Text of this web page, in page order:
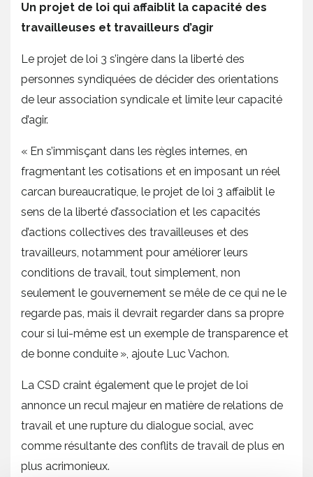
Un projet de loi qui affaiblit la capacité des
travailleuses et travailleurs d’agir
Le projet de loi 3 s’ingère dans la liberté des
personnes syndiquées de décider des orientations
de leur association syndicale et limite leur capacité
d’agir.
« En s’immisçant dans les règles internes, en
fragmentant les cotisations et en imposant un réel
carcan bureaucratique, le projet de loi 3 affaiblit le
sens de la liberté d’association et les capacités
d’actions collectives des travailleuses et des
travailleurs, notamment pour améliorer leurs
conditions de travail, tout simplement, non
seulement le gouvernement se mêle de ce qui ne le
regarde pas, mais il devrait regarder dans sa propre
cour si lui-même est un exemple de transparence et
de bonne conduite », ajoute Luc Vachon.
La CSD craint également que le projet de loi
annonce un recul majeur en matière de relations de
travail et une rupture du dialogue social, avec
comme résultante des conflits de travail de plus en
plus acrimonieux.